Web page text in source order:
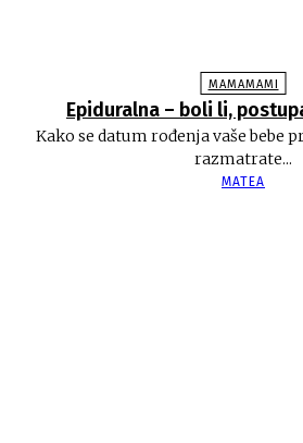
MAMAMAMI
Epiduralna – boli li,
Kako se datum rođenja vaše bebe
razmatrate...
MATEA